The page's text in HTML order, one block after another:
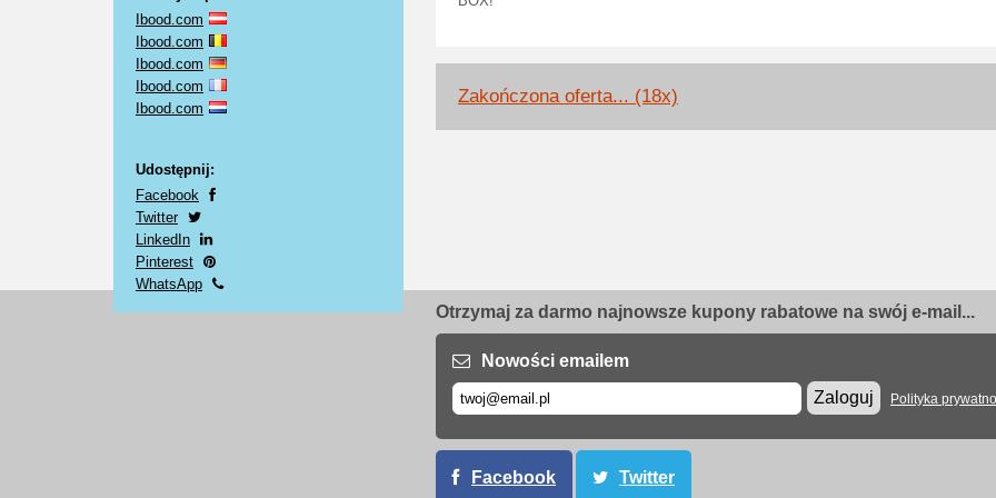
Ibood.com
Ibood.com
Ibood.com
Ibood.com
Ibood.com
Udostępnij:
Facebook
Twitter
LinkedIn
Pinterest
WhatsApp
Zakończona oferta... (18x)
Otrzymaj za darmo najnowsze kupony rabatowe na swój e-mail...
Nowości emailem
Zaloguj
Polityka
Facebook Twitter